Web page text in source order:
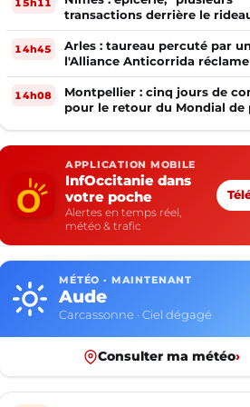
transactions derrière le
14h45
Arles : taureau percuté par
l'Alliance Anticorrida
enquête
14h08
Montpellier : cinq jours de
pour le retour du Mondial de
APPLICATION MOBILE
InfOccitanie dans
votre poche
Alertes en temps réel,
météo & trafic
MÉTÉO · MAINTENANT
Aude
Carcassonne · Ciel dégagé
Consulter ma météo›